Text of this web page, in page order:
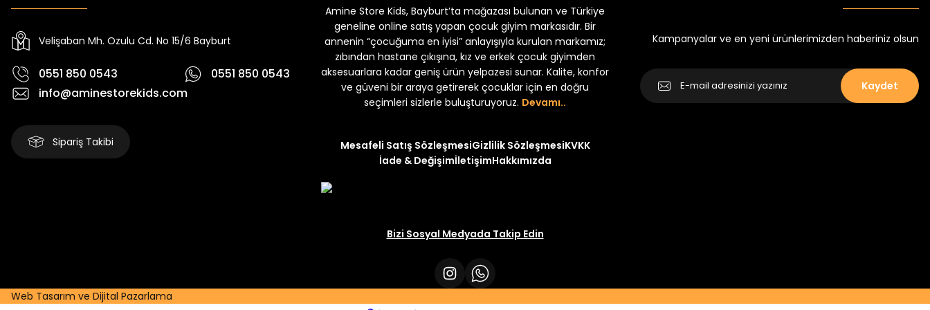
Yeni Yeni₺ 250 Yeni
₺ 320 ₺ 250
Velişaban Mh. Ozulu Cd. No 15/6 Bayburt
0551 850 0543
0551 850 0543
info@aminestorekids.com
Sipariş Takibi
Amine Store Kids, Bayburt’ta mağazası bulunan ve Türkiye
geneline online satış yapan çocuk giyim markasıdır. Bir
annenin “çocuğuma en iyisi” anlayışıyla kurulan markamız;
zıbından hastane çıkışına, kız ve erkek çocuk giyimden
aksesuarlara kadar geniş ürün yelpazesi sunar. Kalite, konfor
ve güveni bir araya getirerek çocuklar için en doğru
seçimleri sizlerle buluşturuyoruz. Devamı..
Mesafeli Satış SözleşmesiGizlilik SözleşmesiKVKK
İade & DeğişimİletişimHakkımızda
Bizi Sosyal Medyada Takip Edin
Kampanyalar ve en yeni ürünlerimizden haberiniz olsun
Kaydet
Web Tasarım ve Dijital Pazarlama